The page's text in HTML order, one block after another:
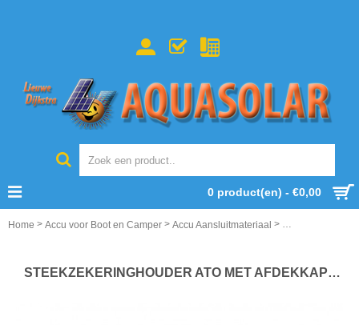
0 product(en) - €0,00
Home > Accu voor Boot en Camper > Accu Aansluitmateriaal >
STEEKZEKERINGHOUDER ATO MET AFDEKKAP 6x